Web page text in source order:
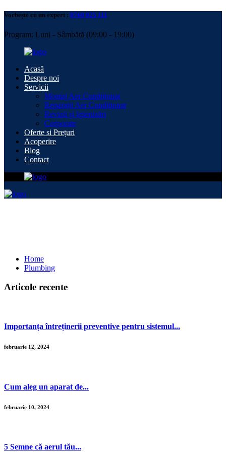
Vorbește cu un expert : 0760 925 111
Program: Luni - Sâmbătă (09:00 - 19:00)
Acasă
Despre noi
Servicii
Montaj Aer Condiționat
Reparații Aer Condiționat
Revizii și Igienizări
Corporate
Oferte si Prețuri
Acoperire
Blog
Contact
Home
Plumbing
Articole recente
Importanța întreținerii preventive pentru sistemul...
februarie 12, 2024
Cum aleg un aparat de...
februarie 10, 2024
5 Semne că aerul tău...